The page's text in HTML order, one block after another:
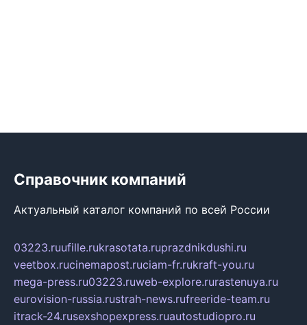
Справочник компаний
Актуальный каталог компаний по всей России
03223.ruufille.rukrasotata.ruprazdnikdushi.ru
veetbox.rucinemapost.ruciam-fr.rukraft-you.ru
mega-press.ru03223.ruweb-explore.rurastenuya.ru
eurovision-russia.rustrah-news.rufreeride-team.ru
itrack-24.rusexshopexpress.ruautostudiopro.ru